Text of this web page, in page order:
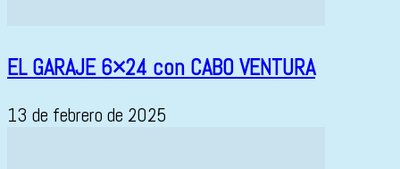
EL GARAJE 6×24 con CABO VENTURA
13 de febrero de 2025